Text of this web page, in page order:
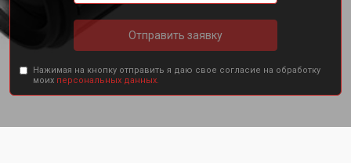
Отправить заявку
Нажимая на кнопку отправить я даю свое согласие на обработку
моих персональных данных.